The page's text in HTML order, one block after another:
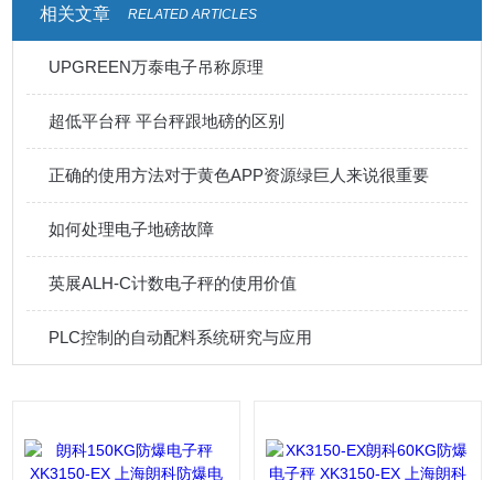
相关文章 RELATED ARTICLES
UPGREEN万泰电子吊称原理
超低平台秤 平台秤跟地磅的区别
正确的使用方法对于黄色APP资源绿巨人来说很重要
如何处理电子地磅故障
英展ALH-C计数电子秤的使用价值
PLC控制的自动配料系统研究与应用